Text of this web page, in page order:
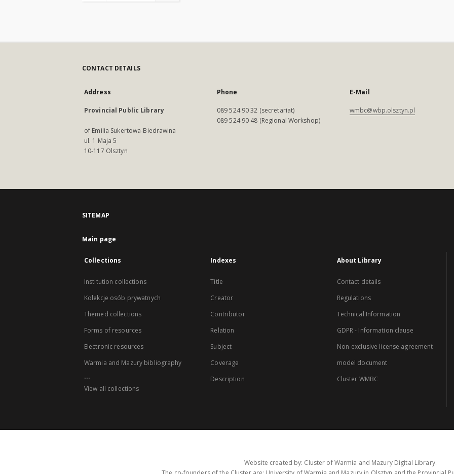
CONTACT DETAILS
Address
Provincial Public Library
of Emilia Sukertowa-Biedrawina
ul. 1 Maja 5
10-117 Olsztyn
Phone
089 524 90 32 (secretariat)
089 524 90 48 (Regional Workshop)
E-Mail
wmbc@wbp.olsztyn.pl
SITEMAP
Main page
Collections
Institution collections
Kolekcje osób prywatnych
Themed collections
Forms of resources
Electronic resources
Warmia and Mazury bibliography
...
View all collections
Indexes
Title
Creator
Contributor
Relation
Subject
Coverage
Description
About Library
Contact details
Regulations
Technical Information
GDPR - Information clause
Non-exclusive license agreement -
model document
Cluster WMBC
Website created by: Cluster of Warmia and Mazury Digital Library.